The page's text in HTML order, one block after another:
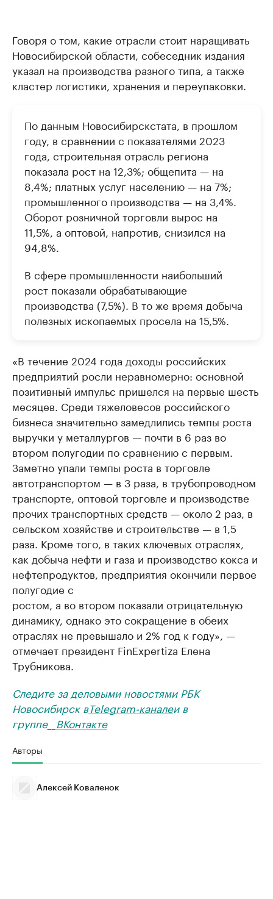
Говоря о том, какие отрасли стоит наращивать
Новосибирской области, собеседник издания
указал на производства разного типа, а также
кластер логистики, хранения и переупаковки.
По данным Новосибирскстата, в прошлом
году, в сравнении с показателями 2023
года, строительная отрасль региона
показала рост на 12,3%; общепита — на
8,4%; платных услуг населению — на 7%;
промышленного производства — на 3,4%.
Оборот розничной торговли вырос на
11,5%, а оптовой, напротив, снизился на
94,8%.
В сфере промышленности наибольший
рост показали обрабатывающие
производства (7,5%). В то же время добыча
полезных ископаемых просела на 15,5%.
«В течение 2024 года доходы российских
предприятий росли неравномерно: основной
позитивный импульс пришелся на первые шесть
месяцев. Среди тяжеловесов российского
бизнеса значительно замедлились темпы роста
выручки у металлургов — почти в 6 раз во
втором полугодии по сравнению с первым.
Заметно упали темпы роста в торговле
автотранспортом — в 3 раза, в трубопроводном
транспорте, оптовой торговле и производстве
прочих транспортных средств — около 2 раз, в
сельском хозяйстве и строительстве — в 1,5
раза. Кроме того, в таких ключевых отраслях,
как добыча нефти и газа и производство кокса и
нефтепродуктов, предприятия окончили первое
полугодие с
ростом, а во втором показали отрицательную
динамику, однако это сокращение в обеих
отраслях не превышало и 2% год к году», —
отмечает президент FinExpertiza Елена
Трубникова.
Следите за деловыми новостями РБК
Новосибирск вTelegram-каналеи в
группе__ ВКонтакте
Авторы
Алексей Коваленок